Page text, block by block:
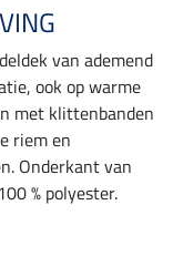
van ademend
ook op warme
met klittenbanden
riem en
Onderkant van
% polyester.